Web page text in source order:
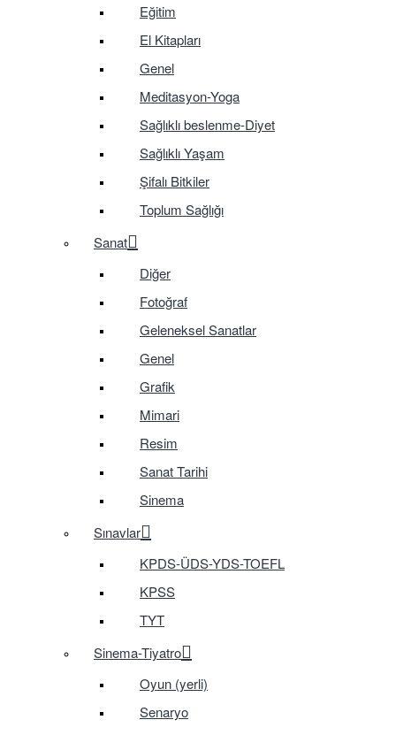
Eğitim
El Kitapları
Genel
Meditasyon-Yoga
Sağlıklı beslenme-Diyet
Sağlıklı Yaşam
Şifalı Bitkiler
Toplum Sağlığı
Sanat
Diğer
Fotoğraf
Geleneksel Sanatlar
Genel
Grafik
Mimari
Resim
Sanat Tarihi
Sinema
Sınavlar
KPDS-ÜDS-YDS-TOEFL
KPSS
TYT
Sinema-Tiyatro
Oyun (yerli)
Senaryo